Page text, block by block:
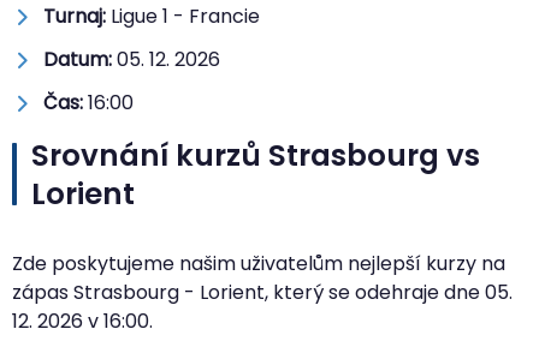
Turnaj: Ligue 1 - Francie
Datum:05. 12. 2026
Čas:16:00
Srovnání kurzů Strasbourg vs
Lorient
Zde poskytujeme našim uživatelům nejlepší kurzy na
zápas Strasbourg - Lorient, který se odehraje dne05.
12. 2026v16:00.